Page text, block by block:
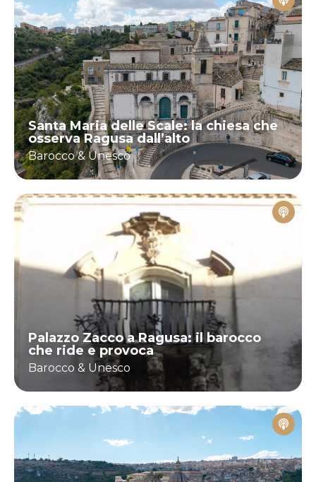
Santa Maria delle Scale: la chiesa che
osserva Ragusa dall’alto
Barocco & Unesco
Palazzo Zacco a Ragusa: il barocco
che ride e provoca
Barocco & Unesco